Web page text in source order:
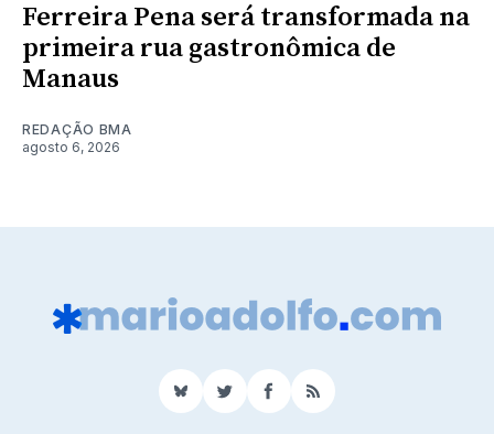
Ferreira Pena será transformada na
primeira rua gastronômica de
Manaus
REDAÇÃO BMA
agosto 6, 2026
BlueSkyTwitterFacebook
RSS